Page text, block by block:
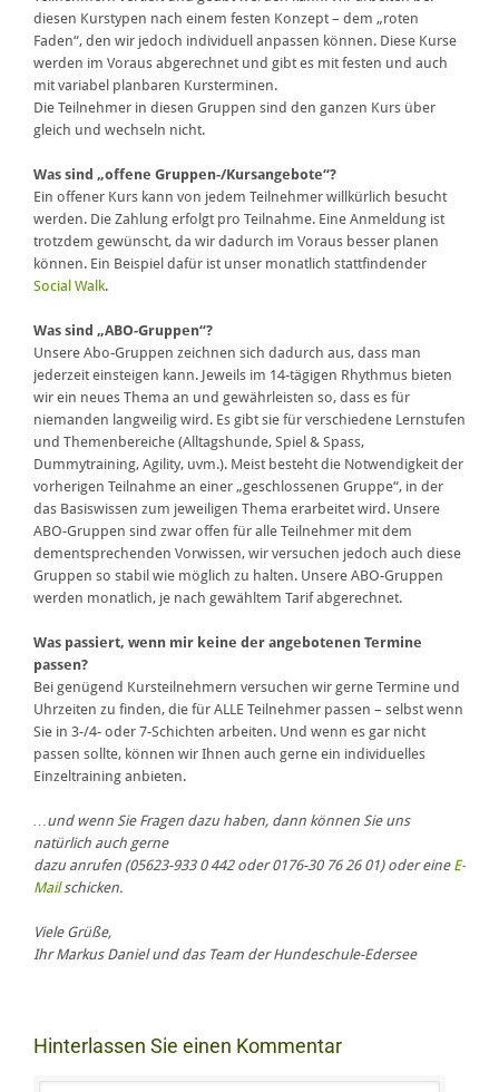
diesen Kurstypen nach einem festen Konzept – dem „roten
Faden“, den wir jedoch individuell anpassen können. Diese Kurse
werden im Voraus abgerechnet und gibt es mit festen und auch
mit variabel planbaren Kursterminen.
Die Teilnehmer in diesen Gruppen sind den ganzen Kurs über
gleich und wechseln nicht.
Was sind „offene Gruppen-/Kursangebote“?
Ein offener Kurs kann von jedem Teilnehmer willkürlich besucht
werden. Die Zahlung erfolgt pro Teilnahme. Eine Anmeldung ist
trotzdem gewünscht, da wir dadurch im Voraus besser planen
können. Ein Beispiel dafür ist unser monatlich stattfindender
Social Walk.
Was sind „ABO-Gruppen“?
Unsere Abo-Gruppen zeichnen sich dadurch aus, dass man
jederzeit einsteigen kann. Jeweils im 14-tägigen Rhythmus bieten
wir ein neues Thema an und gewährleisten so, dass es für
niemanden langweilig wird. Es gibt sie für verschiedene Lernstufen
und Themenbereiche (Alltagshunde, Spiel & Spass,
Dummytraining, Agility, uvm.). Meist besteht die Notwendigkeit der
vorherigen Teilnahme an einer „geschlossenen Gruppe“, in der
das Basiswissen zum jeweiligen Thema erarbeitet wird. Unsere
ABO-Gruppen sind zwar offen für alle Teilnehmer mit dem
dementsprechenden Vorwissen, wir versuchen jedoch auch diese
Gruppen so stabil wie möglich zu halten. Unsere ABO-Gruppen
werden monatlich, je nach gewähltem Tarif abgerechnet.
Was passiert, wenn mir keine der angebotenen Termine
passen?
Bei genügend Kursteilnehmern versuchen wir gerne Termine und
Uhrzeiten zu finden, die für ALLE Teilnehmer passen – selbst wenn
Sie in 3-/4- oder 7-Schichten arbeiten. Und wenn es gar nicht
passen sollte, können wir Ihnen auch gerne ein individuelles
Einzeltraining anbieten.
…und wenn Sie Fragen dazu haben, dann können Sie uns
natürlich auch gerne
dazu anrufen (05623-933 0 442 oder 0176-30 76 26 01) oder eine E-
Mailschicken.
Viele Grüße,
Ihr Markus Daniel und das Team der Hundeschule-Edersee
Hinterlassen Sie einen Kommentar